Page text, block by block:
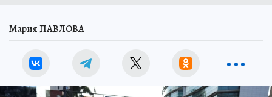
Мария ПАВЛОВА